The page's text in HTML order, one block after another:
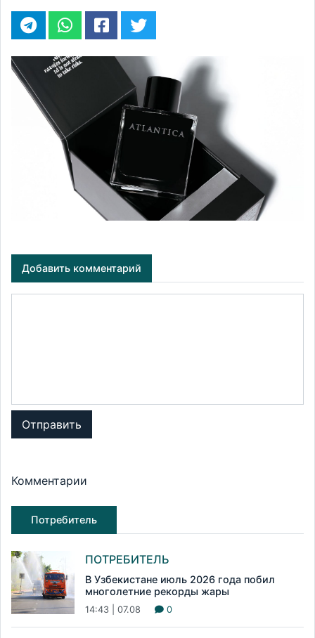
Добавить комментарий
Отправить
Комментарии
Потребитель
ПОТРЕБИТЕЛЬ
В Узбекистане июль 2026 года побил
многолетние рекорды жары
14:43 | 07.08 0